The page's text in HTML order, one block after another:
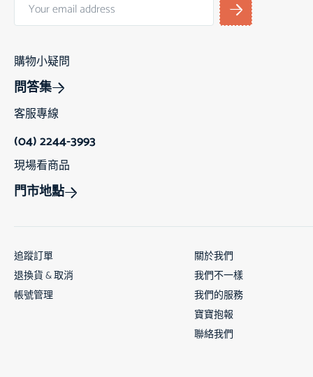
購物小疑問
問答集
客服專線
(04) 2244-3993
現場看商品
門市地點
關於我們
我們不一樣
我們的服務
寶寶抱報
聯絡我們
追蹤訂單
退換貨 & 取消
帳號管理